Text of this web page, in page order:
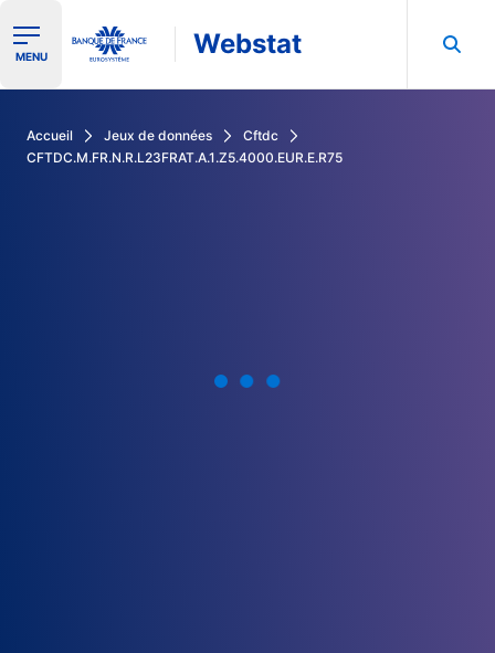
Ouvrir le menu de navigation
MENU Webstat
Accueil Jeux de données
Cftdc
CFTDC.M.FR.N.R.L23FRAT.A.1.Z5.4000.EUR.E.R75